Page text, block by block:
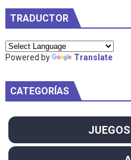
TRADUCTOR
Powered by Translate
CATEGORÍAS